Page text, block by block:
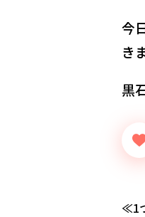
今
き
黒
1